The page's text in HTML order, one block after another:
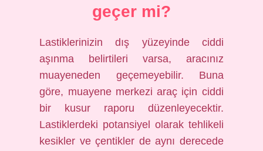
geçer mi?
Lastiklerinizin dış yüzeyinde ciddi
aşınma belirtileri varsa, aracınız
muayeneden geçemeyebilir. Buna
göre, muayene merkezi araç için ciddi
bir kusur raporu düzenleyecektir.
Lastiklerdeki potansiyel olarak tehlikeli
kesikler ve çentikler de aynı derecede